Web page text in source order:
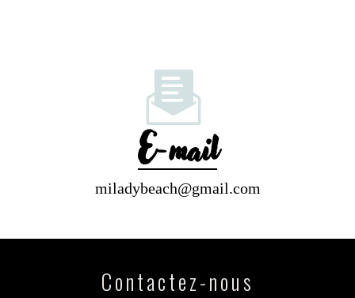
E-mail
miladybeach@gmail.com
Contactez-nous